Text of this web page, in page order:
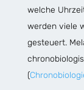
welche
werden viele
gesteuert.
(